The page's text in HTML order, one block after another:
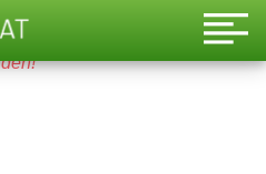
zu können, bitte ein